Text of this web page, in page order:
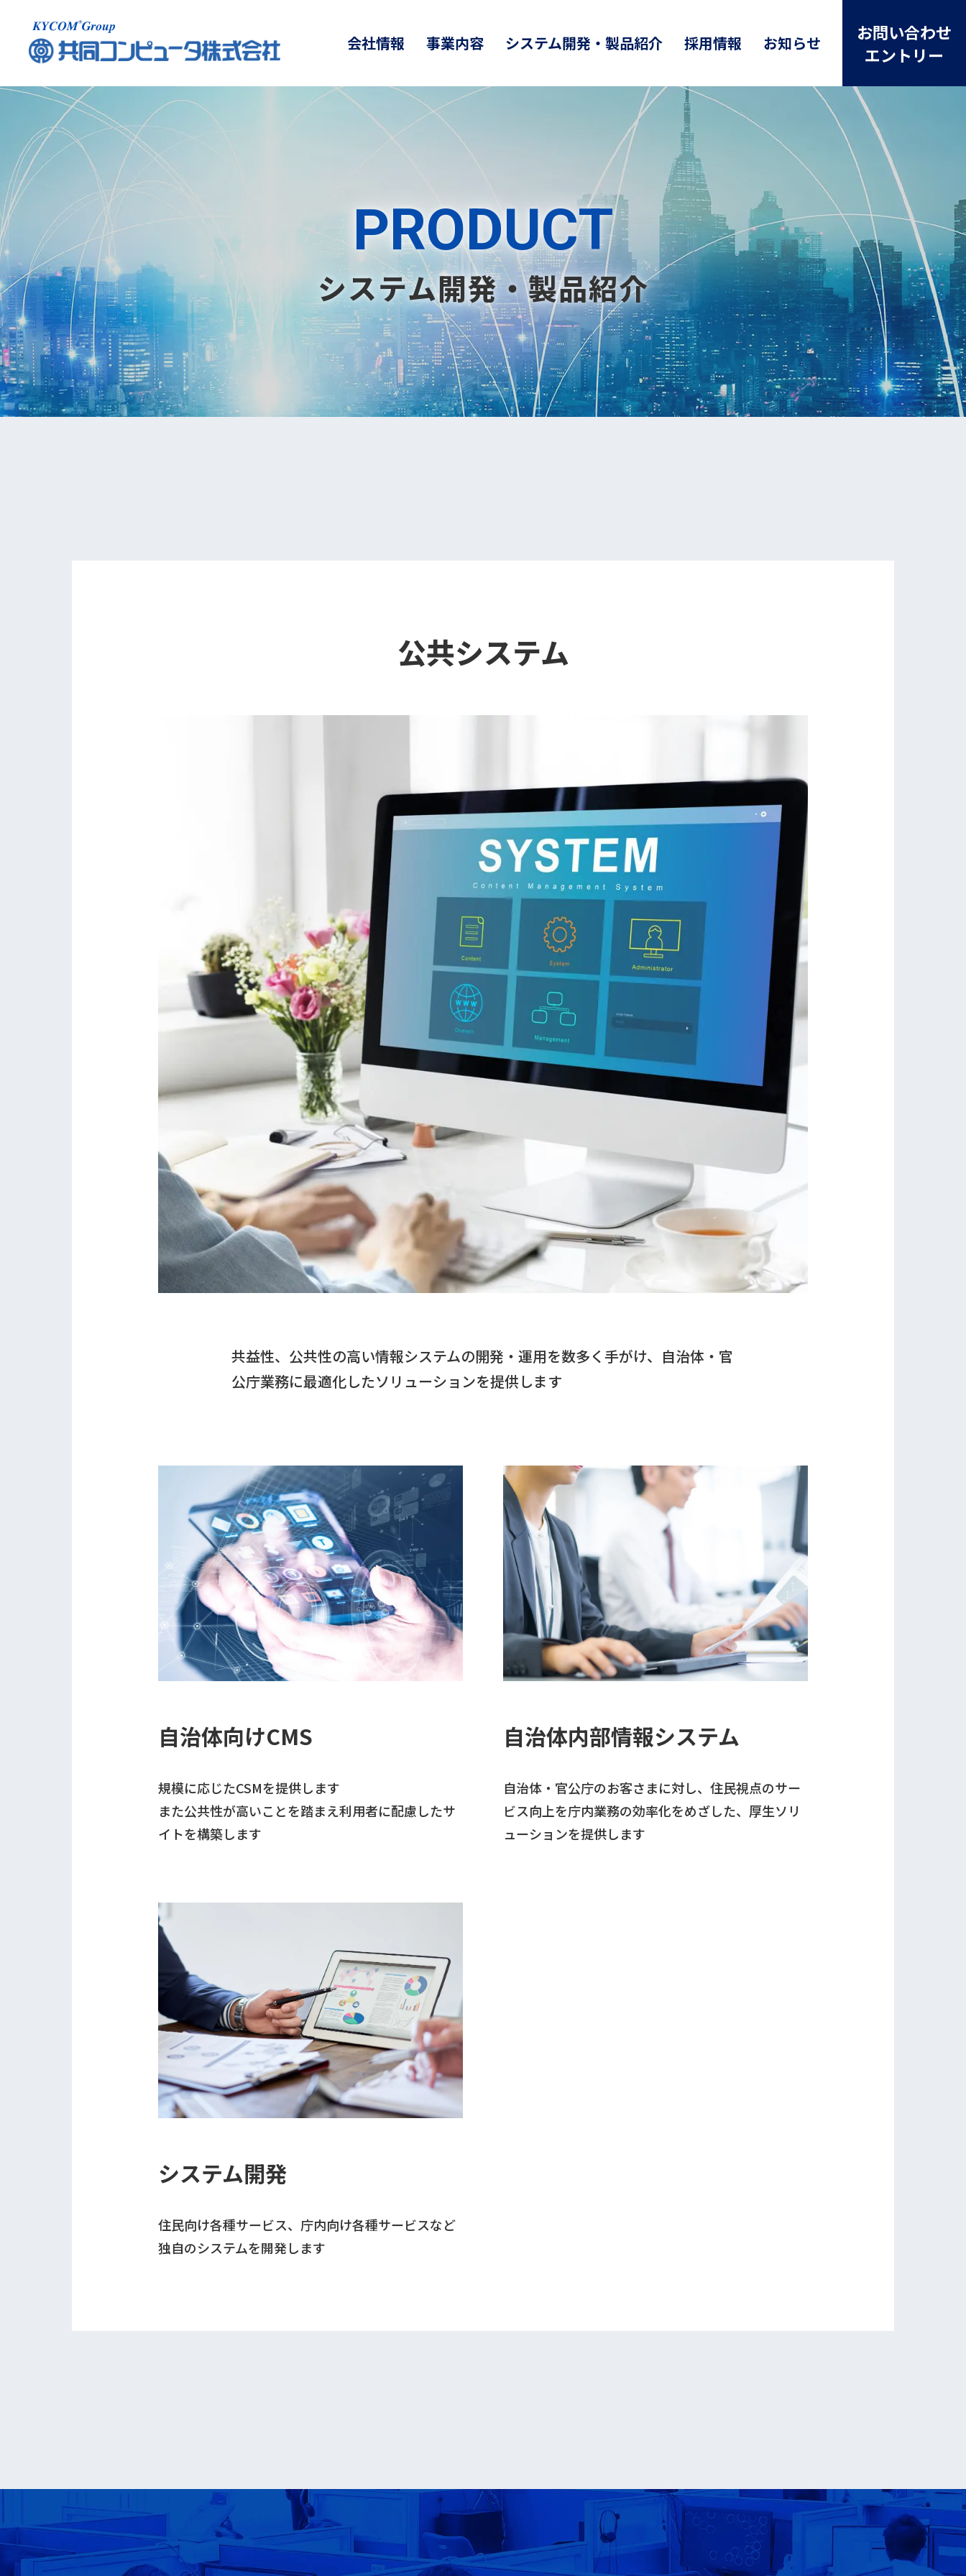
会社情報 事業内容 システム開発・製品紹介 採用情報 お知らせ
お問い合わせ
エントリー
事業内容
システム開発・製品紹介
採用情報
お知らせ
PRODUCT
システム開発・製品紹介
公共システム
共益性、公共性の高い情報システムの開発・運用を数多く手がけ、自治体・官
公庁業務に最適化したソリューションを提供します
自治体向けCMS
規模に応じたCSMを提供します
また公共性が高いことを踏まえ利用者に配慮したサ
イトを構築します
自治体内部情報システム
自治体・官公庁のお客さまに対し、住民視点のサー
ビス向上を庁内業務の効率化をめざした、厚生ソリ
ューションを提供します
システム開発
住民向け各種サービス、庁内向け各種サービスなど
独自のシステムを開発します